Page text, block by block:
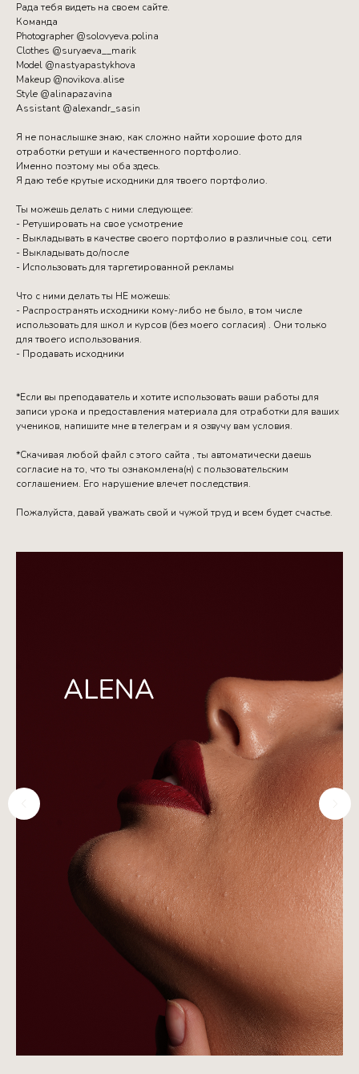
Рада тебя видеть на своем сайте.
Команда
Photographer @solovyeva.polina
Clothes @suryaeva__marik
Model @nastyapastykhova
Makeup @novikova.alise
Style @alinapazavina
Assistant @alexandr_sasin
Я не понаслышке знаю, как сложно найти хорошие фото для
отработки ретуши и качественного портфолио.
Именно поэтому мы оба здесь.
Я даю тебе крутые исходники для твоего портфолио.
Ты можешь делать с ними следующее:
- Ретушировать на свое усмотрение
- Выкладывать в качестве своего портфолио в различные соц. сети
- Выкладывать до/после
- Использовать для таргетированной рекламы
Что с ними делать ты НЕ можешь:
- Распространять исходники кому-либо не было, в том числе
использовать для школ и курсов (без моего согласия) . Они только
для твоего использования.
- Продавать исходники
*Если вы преподаватель и хотите использовать ваши работы для
записи урока и предоставления материала для отработки для ваших
учеников, напишите мне в телеграм и я озвучу вам условия.
*Скачивая любой файл с этого сайта , ты автоматически даешь
согласие на то, что ты ознакомлена(н) с пользовательским
соглашением. Его нарушение влечет последствия.
Пожалуйста, давай уважать свой и чужой труд и всем будет счастье.